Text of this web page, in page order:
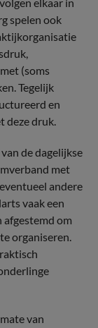
spelen ook
(soms
Tegelijk
en
deze druk.
de dagelijkse
met
andere
vaak een
om
organiseren.
van